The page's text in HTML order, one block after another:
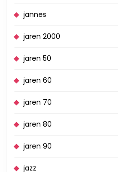
jannes
jaren 2000
jaren 50
jaren 60
jaren 70
jaren 80
jaren 90
jazz